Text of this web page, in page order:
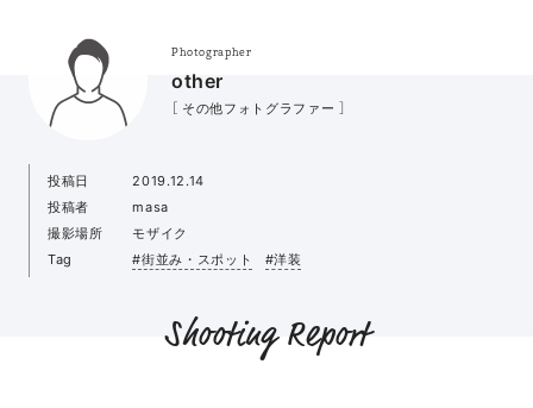
Photographer
other
［ その他フォトグラファー ］
投稿日
2019.12.14
投稿者
masa
撮影場所
モザイク
Tag
#街並み・スポット #洋装
Shooting Report